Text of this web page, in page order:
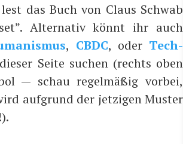
das Buch von Claus Schwab
Alter­na­tiv könnt ihr auch
, CBDC, oder Tech­
Sei­te suchen (rechts oben
— schau regel­mä­ßig vor­bei,
auf­grund der jet­zi­gen Mus­ter